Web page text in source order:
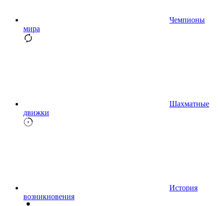
Чемпионы
мира
Шахматные
движки
История
возникновения